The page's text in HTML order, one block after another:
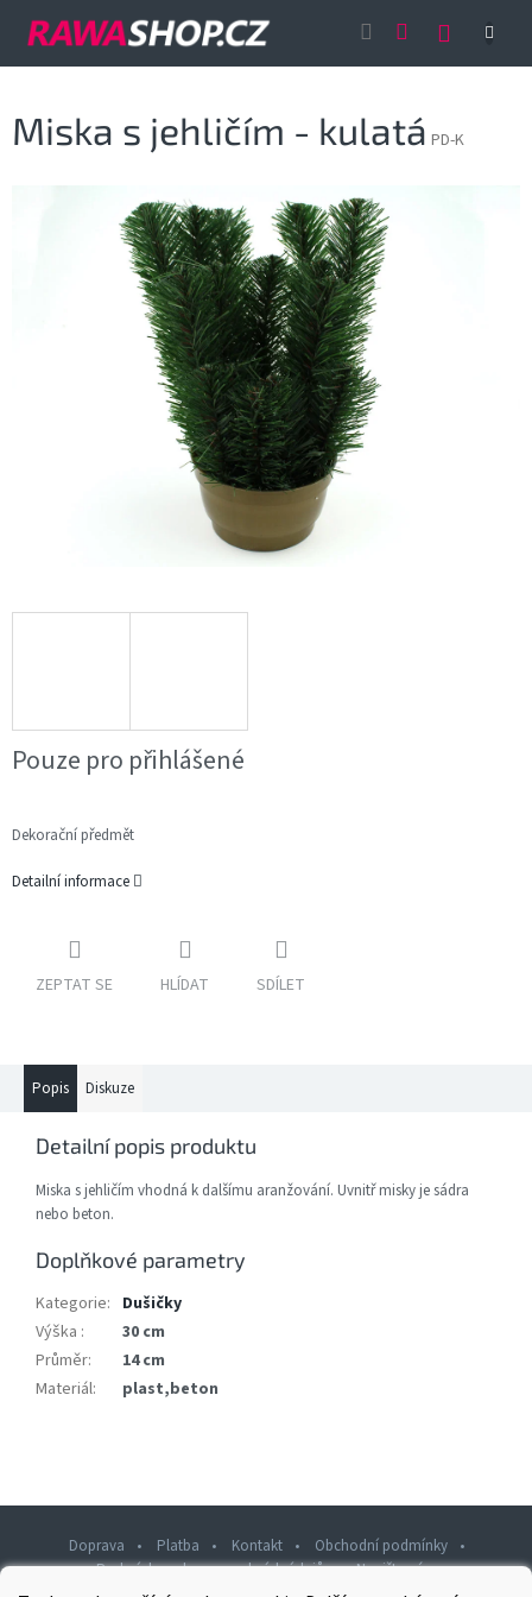
Miska s jehličím - kulatá PD-K
Pouze pro přihlášené
Dekorační předmět
Detailní informace
ZEPTAT SE HLÍDAT SDÍLET
Popis Diskuze
Detailní popis produktu
Miska s jehličím vhodná k dalšímu aranžování. Uvnitř misky je sádra
nebo beton.
Doplňkové parametry
Kategorie: Dušičky
Výška :
30 cm
Průměr:
14 cm
Materiál: plast,beton
Doprava Platba Kontakt
Obchodní podmínky
Podmínky ochrany osobních údajů
Napište nám